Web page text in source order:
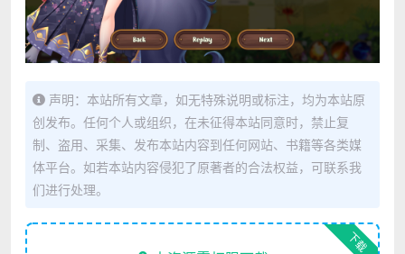
声明：本站所有文章，如无特殊说明或标注，均为本站原
创发布。任何个人或组织，在未征得本站同意时，禁止复
制、盗用、采集、发布本站内容到任何网站、书籍等各类媒
体平台。如若本站内容侵犯了原著者的合法权益，可联系我
们进行处理。
下载